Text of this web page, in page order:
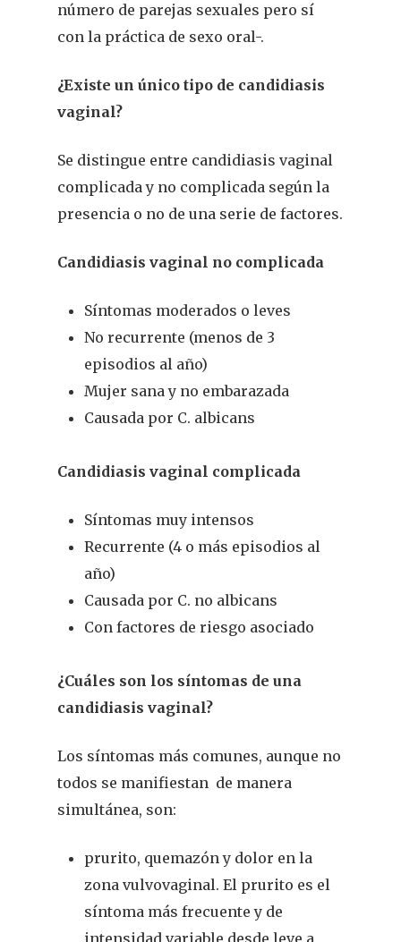
número de parejas sexuales pero sí
con la práctica de sexo oral-.
¿Existe un único tipo de candidiasis
vaginal?
Se distingue entre candidiasis vaginal
complicada y no complicada según la
presencia o no de una serie de factores.
Candidiasis vaginal no complicada
Síntomas moderados o leves
No recurrente (menos de 3
episodios al año)
Mujer sana y no embarazada
Causada por C. albicans
Candidiasis vaginal complicada
Síntomas muy intensos
Recurrente (4 o más episodios al
año)
Causada por C. no albicans
Con factores de riesgo asociado
¿Cuáles son los síntomas de una
candidiasis vaginal?
Los síntomas más comunes, aunque no
todos se manifiestan de manera
simultánea, son:
prurito, quemazón y dolor en la
zona vulvovaginal. El prurito es el
síntoma más frecuente y de
intensidad variable desde leve a